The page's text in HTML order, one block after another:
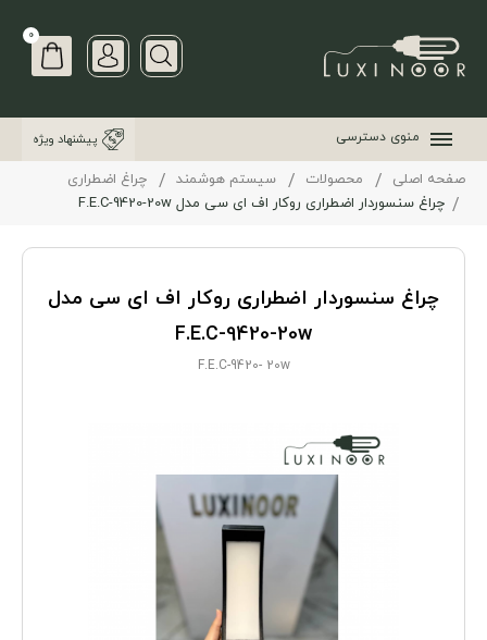
0
منوی دسترسی پیشنهاد ویژه
صفحه اصلی محصولات سیستم هوشمند
چراغ اضطراری
چراغ سنسوردار اضطراری روکار اف ای سی مدل F.E.C-9420-20w
چراغ سنسوردار اضطراری روکار اف ای سی مدل
F.E.C-9420-20w
F.E.C-9420- 20w